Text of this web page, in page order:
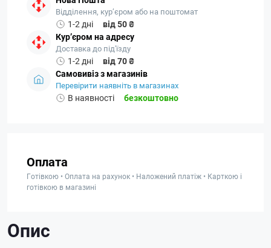
Відділення, кур’єром або на поштомат
1-2 дні
від 50 ₴
Кур’єром на адресу
Доставка до під'їзду
1-2 дні
від 70 ₴
Самовивіз з магазинів
Перевірити наявніть в магазинах
В наявності безкоштовно
Оплата
Готівкою • Оплата на рахунок • Наложений платіж • Карткою і
готівкою в магазині
Опис